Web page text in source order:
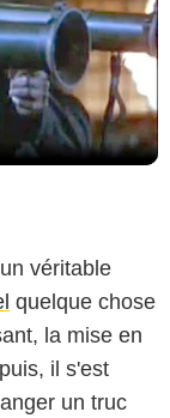
véritable
quelque chose
la mise en
il s'est
un truc